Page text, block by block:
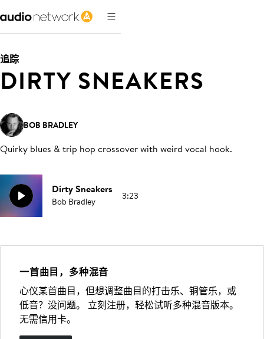
追踪
DIRTY SNEAKERS
BOB BRADLEY
Quirky blues & trip hop crossover with weird vocal hook.
Dirty Sneakers
Bob Bradley 3:23
一首曲目，多种混音
心仪某首曲目，但想调整曲目的打击乐、铜管乐，或
低音？没问题。 立刻注册，轻松试听多种混音版本。
无需信用卡。